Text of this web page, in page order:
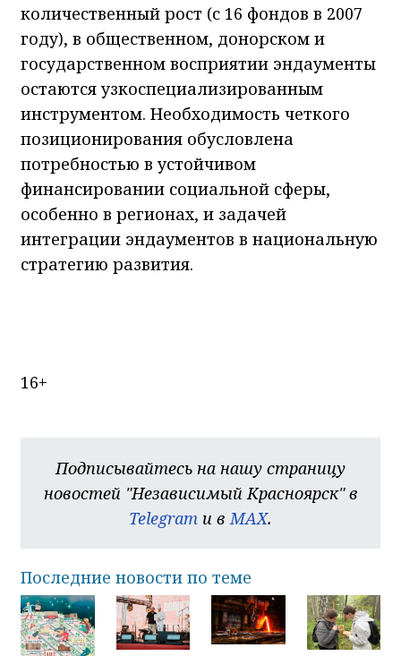
количественный рост (с 16 фондов в 2007
году), в общественном, донорском и
государственном восприятии эндаументы
остаются узкоспециализированным
инструментом. Необходимость четкого
позиционирования обусловлена
потребностью в устойчивом
финансировании социальной сферы,
особенно в регионах, и задачей
интеграции эндаументов в национальную
стратегию развития.
16+
Подписывайтесь на нашу страницу
новостей "Независимый Красноярск" в
Telegram и в MAX.
Последние новости по теме